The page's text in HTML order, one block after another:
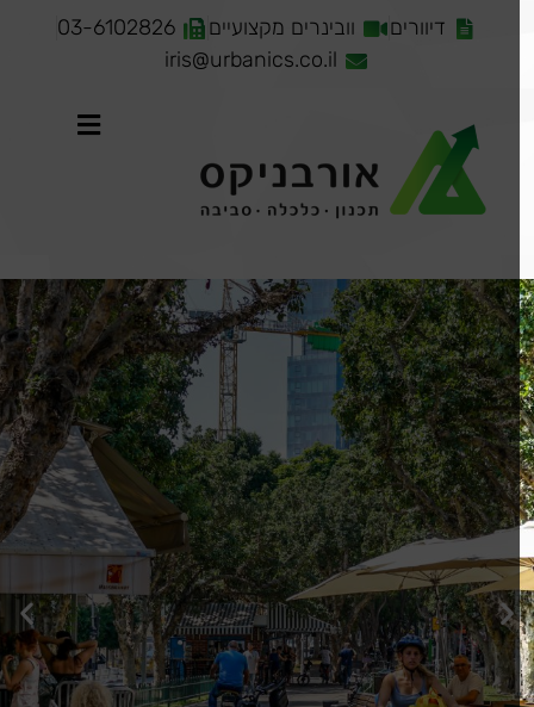
דיוורים וובינרים מקצועיים
03-6102826
iris@urbanics.co.il